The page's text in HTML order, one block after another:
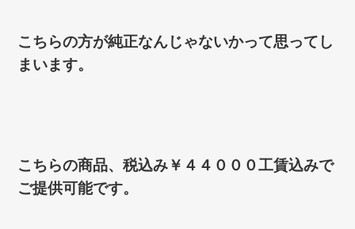
こちらの方が純正なんじゃないかって思ってし
まいます。
こちらの商品、税込み￥４４０００工賃込みで
ご提供可能です。